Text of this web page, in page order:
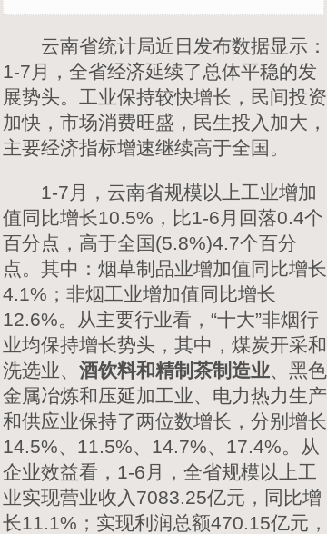
云南省统计局近日发布数据显示：
1-7月，全省经济延续了总体平稳的发
展势头。工业保持较快增长，民间投资
加快，市场消费旺盛，民生投入加大，
主要经济指标增速继续高于全国。
1-7月，云南省规模以上工业增加
值同比增长10.5%，比1-6月回落0.4个
百分点，高于全国(5.8%)4.7个百分
点。其中：烟草制品业增加值同比增长
4.1%；非烟工业增加值同比增长
12.6%。从主要行业看，“十大”非烟行
业均保持增长势头，其中，煤炭开采和
洗选业、 酒饮料和精制茶制造业 、黑色
金属冶炼和压延加工业、电力热力生产
和供应业保持了两位数增长，分别增长
14.5%、11.5%、14.7%、17.4%。从
企业效益看，1-6月，全省规模以上工
业实现营业收入7083.25亿元，同比增
长11.1%；实现利润总额470.15亿元，